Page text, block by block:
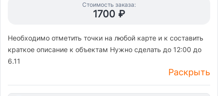
Стоимость заказа:
1700 ₽
Необходимо отметить точки на любой карте и к составить
краткое описание к объектам Нужно сделать до 12:00 до
6.11
Раскрыть